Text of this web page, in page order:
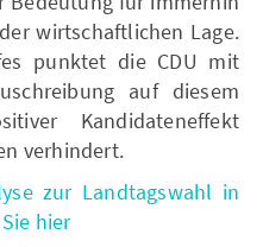
wirtschaftlichen Lage.
punktet die CDU mit
auf diesem
Kandidateneffekt
verhindert.
zur Landtagswahl in
hier